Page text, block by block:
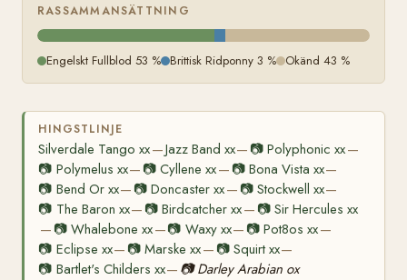
RASSAMMANSÄTTNING
Engelskt Fullblod 53 % Brittisk Ridponny 3 % Okänd 43 %
HINGSTLINJE
Silverdale Tango xx—Jazz Band xx— 📷Polyphonic xx—
📷 Polymelus xx— 📷Cyllene xx— 📷 Bona Vista xx—
📷 Bend Or xx— 📷Doncaster xx— 📷 Stockwell xx—
📷 The Baron xx— 📷Birdcatcher xx— 📷 Sir Hercules xx
— 📷Whalebone xx—📷 Waxy xx— 📷Pot8os xx—
📷 Eclipse xx— 📷Marske xx— 📷 Squirt xx—
📷 Bartlet's Childers xx— 📷 Darley Arabian ox